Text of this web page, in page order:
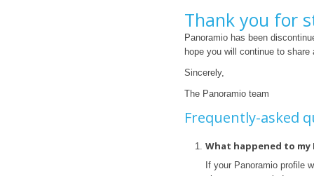
Thank you for
Panoramio has been
hope you will continue to
Sincerely,
The Panoramio team
Frequently-asked
What happened to my
If your Panoramio profile